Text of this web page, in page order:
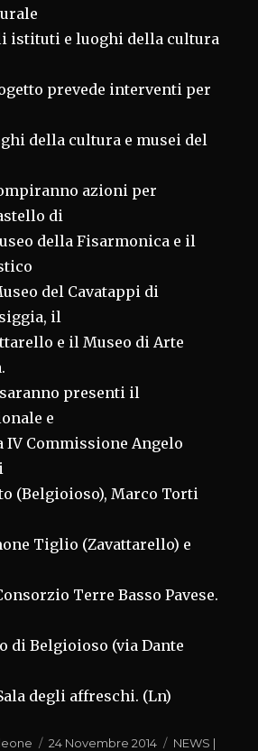
istituti e luoghi della cultura
prevede interventi per
della cultura e musei del
azioni per
di
della Fisarmonica e il
del Cavatappi di
il
e il Museo di Arte
presenti il
e
IV Commissione Angelo
(Belgioioso), Marco Torti
Tiglio (Zavattarello) e
Terre Basso Pavese.
di Belgioioso (via Dante
degli affreschi. (Ln)
Pubblicato
24 Novembre 2014 Categorie
NEWS |